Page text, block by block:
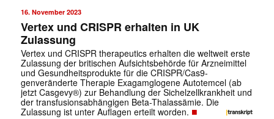
16. November 2023
Vertex und CRISPR erhalten in UK
Zulassung
Vertex und CRISPR therapeutics erhalten die weltweit erste
Zulassung der britischen Aufsichtsbehörde für Arzneimittel
und Gesundheitsprodukte für die CRISPR/Cas9-
genveränderte Therapie Exagamglogene Autotemcel (ab
jetzt Casgevy®) zur Behandlung der Sichelzellkrankheit und
der transfusionsabhängigen Beta-Thalassämie. Die
Zulassung ist unter Auflagen erteilt worden. ■